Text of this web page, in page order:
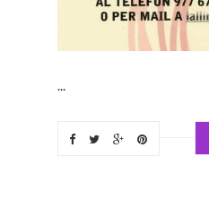
...